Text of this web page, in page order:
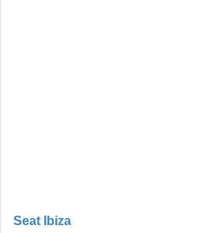
Seat Ibiza